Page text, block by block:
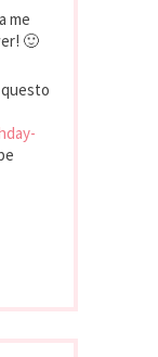
me
🙂
questo